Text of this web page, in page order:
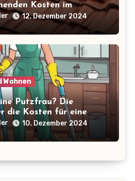
Kosten im
12. Dezember 2024
Wohnen
Putzfrau? Die
die Kosten für eine
10. Dezember 2024